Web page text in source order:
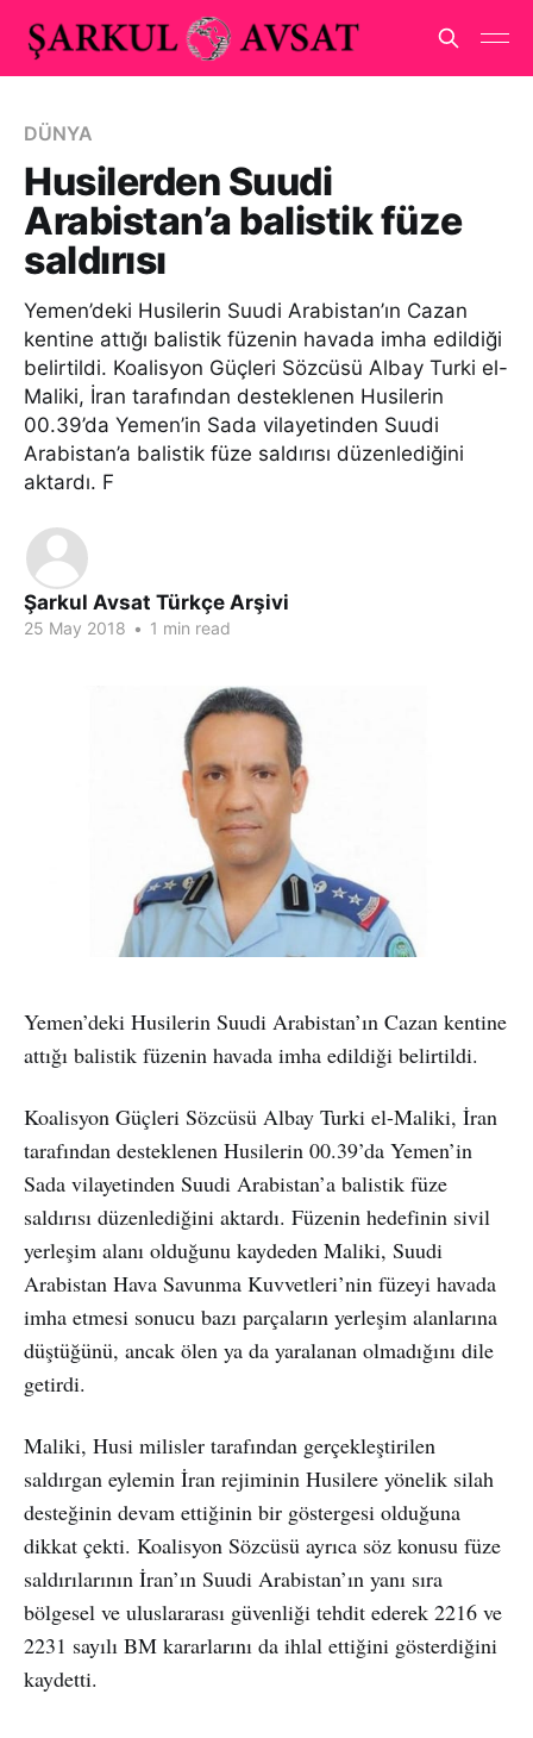
DÜNYA
Husilerden Suudi
Arabistan’a balistik füze
saldırısı
Yemen’deki Husilerin Suudi Arabistan’ın Cazan
kentine attığı balistik füzenin havada imha edildiği
belirtildi. Koalisyon Güçleri Sözcüsü Albay Turki el-
Maliki, İran tarafından desteklenen Husilerin
00.39’da Yemen’in Sada vilayetinden Suudi
Arabistan’a balistik füze saldırısı düzenlediğini
aktardı. F
Şarkul Avsat Türkçe Arşivi
25 May 2018 • 1 min read
Yemen’deki Husilerin Suudi Arabistan’ın Cazan kentine
attığı balistik füzenin havada imha edildiği belirtildi.
Koalisyon Güçleri Sözcüsü Albay Turki el-Maliki, İran
tarafından desteklenen Husilerin 00.39’da Yemen’in
Sada vilayetinden Suudi Arabistan’a balistik füze
saldırısı düzenlediğini aktardı. Füzenin hedefinin sivil
yerleşim alanı olduğunu kaydeden Maliki, Suudi
Arabistan Hava Savunma Kuvvetleri’nin füzeyi havada
imha etmesi sonucu bazı parçaların yerleşim alanlarına
düştüğünü, ancak ölen ya da yaralanan olmadığını dile
getirdi.
Maliki, Husi milisler tarafından gerçekleştirilen
saldırgan eylemin İran rejiminin Husilere yönelik silah
desteğinin devam ettiğinin bir göstergesi olduğuna
dikkat çekti. Koalisyon Sözcüsü ayrıca söz konusu füze
saldırılarının İran’ın Suudi Arabistan’ın yanı sıra
bölgesel ve uluslararası güvenliği tehdit ederek 2216 ve
2231 sayılı BM kararlarını da ihlal ettiğini gösterdiğini
kaydetti.